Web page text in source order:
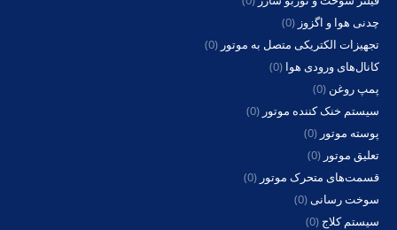
چدنی هوا و اگزوز (0)
تجهیزات الکتریکی متصل به موتور (0)
کانال‌های ورودی هوا (0)
پمپ روغن (0)
سیستم خنک کننده موتور (0)
پوسته موتور (0)
تعلیق موتور (0)
قسمت‌های متحرک موتور (0)
سوخت رسانی(0)
سیستم کلاج (0)